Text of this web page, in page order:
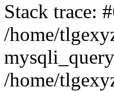
Stack trace:
/home/
/home/